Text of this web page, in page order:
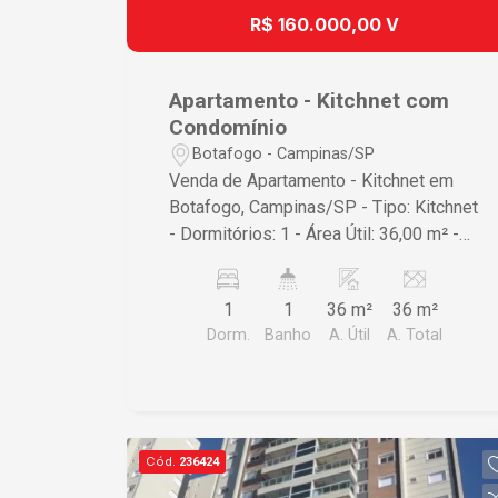
R$ 160.000,00 V
Apartamento - Kitchnet com
Condomínio
Botafogo - Campinas/SP
Venda de Apartamento - Kitchnet em
Botafogo, Campinas/SP - Tipo: Kitchnet
- Dormitórios: 1 - Área Útil: 36,00 m² -
Condomínio: Sim Este apartamento é
ideal para quem busca praticidade e
conforto em um bairro que oferece
1
Dorm.
1
Banho
36 m²
A. Útil
36 m²
A. Total
Cód. 236424